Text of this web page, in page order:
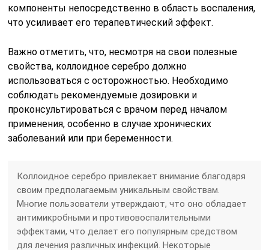
компоненты непосредственно в область воспаления,
что усиливает его терапевтический эффект.
Важно отметить, что, несмотря на свои полезные
свойства, коллоидное серебро должно
использоваться с осторожностью. Необходимо
соблюдать рекомендуемые дозировки и
проконсультироваться с врачом перед началом
применения, особенно в случае хронических
заболеваний или при беременности.
Коллоидное серебро привлекает внимание благодаря
своим предполагаемым уникальным свойствам.
Многие пользователи утверждают, что оно обладает
антимикробными и противовоспалительными
эффектами, что делает его популярным средством
для лечения различных инфекций. Некоторые